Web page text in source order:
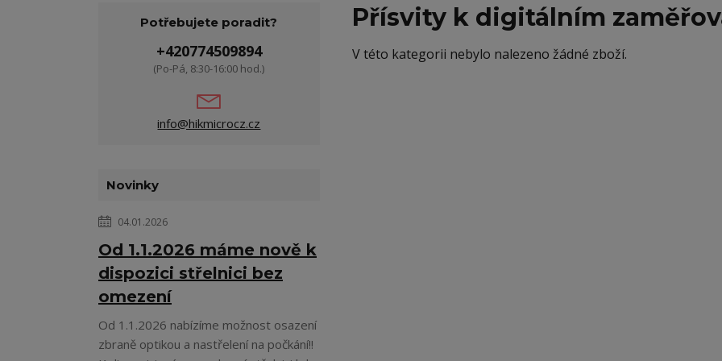
Přísvity k digitálním
V této kategorii nebylo nalezeno žádné zboží.
Potřebujete poradit?
+420774509894
(Po-Pá, 8:30-16:00 hod.)
info@hikmicrocz.cz
Novinky
04.01.2026
Od 1.1.2026 máme nově k
dispozici střelnici bez
omezení
Od 1.1.2026 nabízíme možnost osazení
zbraně optikou a nastřelení na počkání!!